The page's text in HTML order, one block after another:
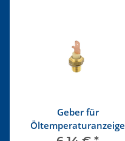
Geber für
Öltemperaturanzeige